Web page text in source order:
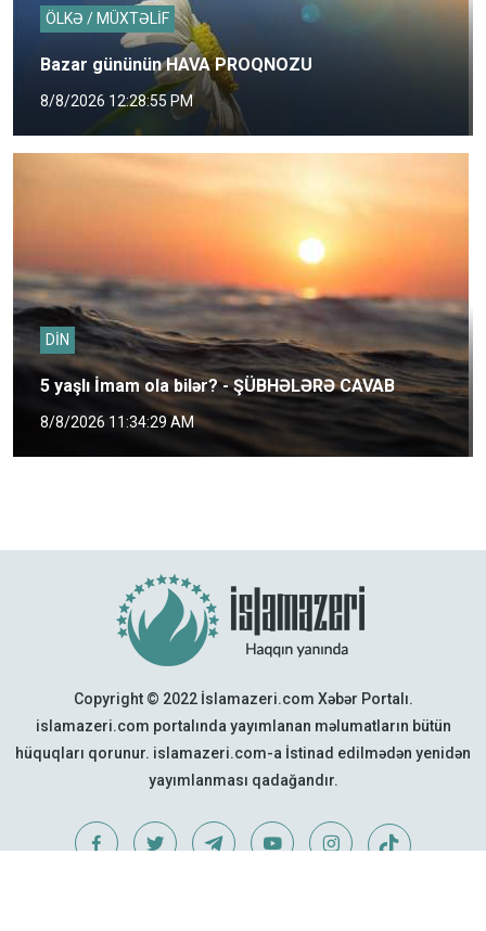
ÖLKƏ / MÜXTƏLİF
Bazar gününün HAVA PROQNOZU
8/8/2026 12:28:55 PM
DİN
5 yaşlı İmam ola bilər? - ŞÜBHƏLƏRƏ CAVAB
8/8/2026 11:34:29 AM
Copyright © 2022 İslamazeri.com Xəbər Portalı.
islamazeri.com portalında yayımlanan məlumatların bütün
hüquqları qorunur. islamazeri.com-a İstinad edilmədən yenidən
yayımlanması qadağandır.